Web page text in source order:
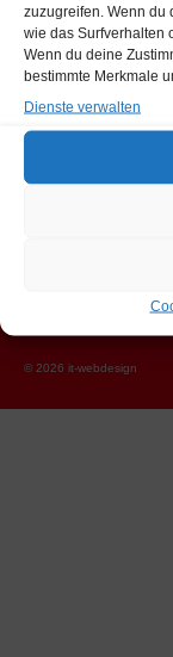
zuzugreifen. Wenn du
wie das Surfverhalten
Wenn du deine
bestimmte Merkmale
Dienste verwalten
© 2026 it-webdesign